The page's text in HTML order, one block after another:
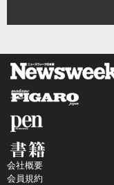
会社概要
会員規約